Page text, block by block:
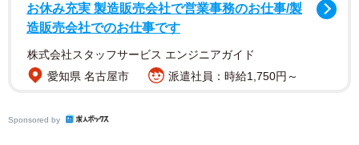
経済的利益と安全保障上の戦略という2つの大きな動機が存
を日本海経由で直接、日本の沿岸部や韓国、さらには北米
削減と時間短縮が可能になる。これは、中国国内で相対的
お休み充実 製造販売会社で営業事務のお仕事/製
造販売会社でのお仕事です
株式会社スタッフサービス エンジニアガイド
愛知県 名古屋市
派遣社員：時給1,750円～
Sponsored by